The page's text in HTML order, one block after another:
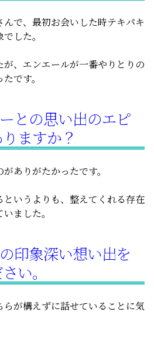
で、最初お会いした時テキパキ
した。
、エンエールが一番やりとりの
です。
との思い出のエピ
ますか？
ありがたかったです。
いうよりも、整えてくれる存在
ました。
印象深い想い出を
い。
が構えずに話せていることに気